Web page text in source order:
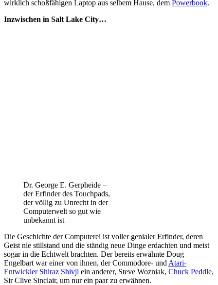
wirklich schoßfähigen Laptop aus selbem Hause, dem Powerbook.
Inzwischen in Salt Lake City…
Dr. George E. Gerpheide –
der Erfinder des Touchpads,
der völlig zu Unrecht in der
Computerwelt so gut wie
unbekannt ist
Die Geschichte der Computerei ist voller genialer Erfinder, deren
Geist nie stillstand und die ständig neue Dinge erdachten und meist
sogar in die Echtwelt brachten. Der bereits erwähnte Doug
Engelbart war einer von ihnen, der Commodore- und Atari-
Entwickler Shiraz Shivji ein anderer, Steve Wozniak, Chuck Peddle,
Sir Clive Sinclair, um nur ein paar zu erwähnen.